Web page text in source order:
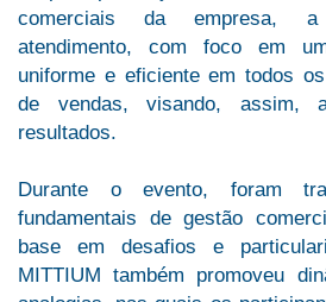
comerciais da empresa, a
atendimento, com foco em
uniforme e eficiente em todos
de vendas, visando, assim,
resultados.
Durante o evento, foram
fundamentais de gestão
base em desafios e
MITTIUM também promoveu